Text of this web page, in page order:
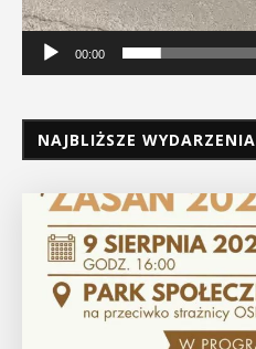
00:00
NAJBLIŻSZE WYDARZENIA